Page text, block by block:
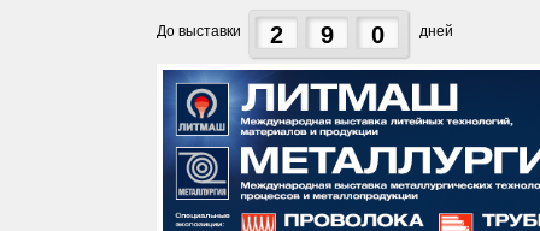
До выставки 2 9 0 дней